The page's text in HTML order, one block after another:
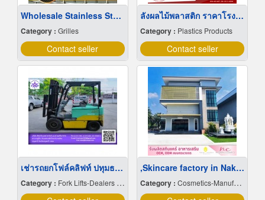
Wholesale Stainless Steel Wire Netting
Category : Grilles
Contact seller
ลังผลไม้พลาสติก ราคาโรงงาน
Category : Plastics Products
Contact seller
เช่ารถยกโฟล์คลิฟท์ ปทุมธานี
Category : Fork Lifts-Dealers & Service
,Skincare factory in Nakhon Pathom
Category : Cosmetics-Manufacturers Service